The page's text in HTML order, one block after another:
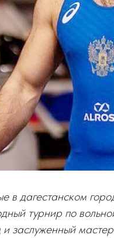
в дагестанском
турнир по
и заслуженный